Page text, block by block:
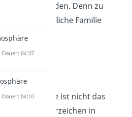
werden. Denn zu
ist die königliche Familie
Ort.
Palace ist nicht das
berühmte Wahrzeichen in
Dauer: 04:37
Dauer: 04:10